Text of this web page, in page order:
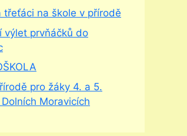
třeťáci na škole v přírodě
výlet prvňáčků do
pro žáky 4. a 5.
Moravicích